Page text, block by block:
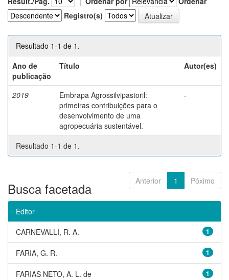
Registro(s)
Resultado 1-1 de 1.
Ano de
publicação
Título Autor(es)
2019
Embrapa Agrossilvipastoril:
primeiras contribuições para o
desenvolvimento de uma
agropecuária sustentável.
-
Resultado 1-1 de 1.
Anterior 1 Póximo
Busca facetada
Editor
1
CARNEVALLI, R. A.
1
FARIA, G. R.
1
FARIAS NETO, A. L. de